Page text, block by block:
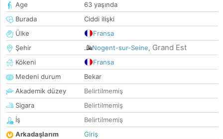
Age
63 yaşında
Burada
Ciddi ilişki
Ülke
Fransa
Şehir
Nogent-sur-Seine, Grand Est
Kökeni
Fransa
Medeni durum
Bekar
Akademik düzey
Belirtilmemiş
Sigara
Belirtilmemiş
İş
Belirtilmemiş
Arkadaşlarım
Giriş